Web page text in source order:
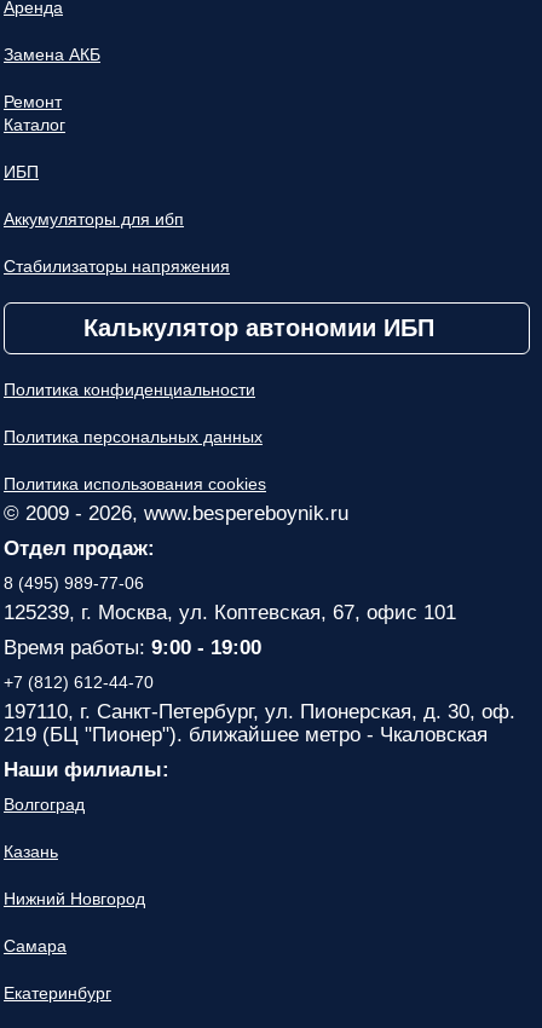
Аренда
Замена АКБ
Ремонт
Каталог
ИБП
Аккумуляторы для ибп
Стабилизаторы напряжения
Калькулятор автономии ИБП
Политика конфиденциальности
Политика персональных данных
Политика использования cookies
© 2009 - 2026, www.bespereboynik.ru
Отдел продаж:
8 (495) 989-77-06
125239, г. Москва, ул. Коптевская, 67, офис 101
Время работы: 9:00 - 19:00
+7 (812) 612-44-70
197110, г. Санкт-Петербург, ул. Пионерская, д. 30, оф.
219 (БЦ "Пионер"). ближайшее метро - Чкаловская
Наши филиалы:
Волгоград
Казань
Нижний Новгород
Самара
Екатеринбург